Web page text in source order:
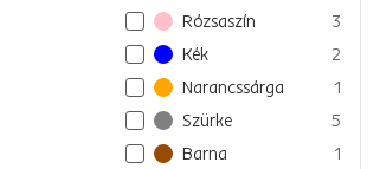
Rózsaszín
3
Kék
2
Narancssárga
1
Szürke
5
Barna
1